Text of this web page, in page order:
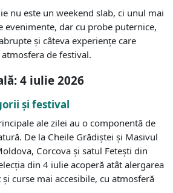
nu este un weekend slab, ci unul mai
evenimente, dar cu probe puternice,
și câteva experiențe care
de festival.
4 iulie 2026
și festival
ale zilei au o componentă de
De la Cheile Grădiștei și Masivul
Corcova și satul Fetești din
din 4 iulie acoperă atât alergarea
curse mai accesibile, cu atmosferă